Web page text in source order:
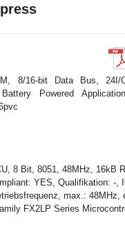
8/16-bit Data Bus, 24I/
Powered
8 Bit, 8051, 48MHz,
YES, Qualifikation:
max.:
FX2LP Series